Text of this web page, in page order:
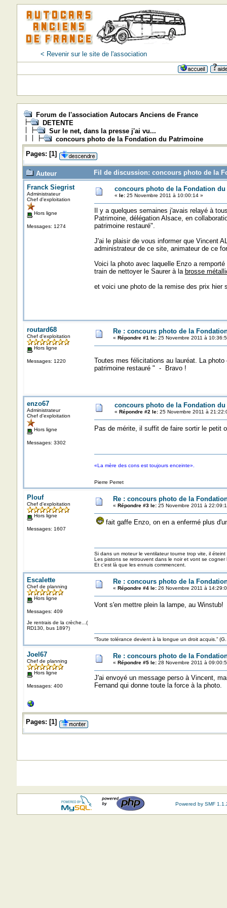
< Revenir sur le site de l'association
Forum de l'association Autocars Anciens de France
DETENTE
Sur le net, dans la presse j'ai vu...
concours photo de la Fondation du Patrimoine
Pages: [1]
Auteur
Fil de discussion: concours photo de la
Franck Siegrist
Administrateur
Chef d'exploitation
Hors ligne
Messages: 1274
concours photo de la Fondation
« le:25 Novembre 2011 à 10:00:14 »
Il y a quelques semaines j'avais relayé à
Patrimoine, délégation Alsace, en
patrimoine restauré".
J'ai le plaisir de vous informer que Vincent
administrateur de ce site, animateur de ce
Voici la photo avec laquelle Enzo a
train de nettoyer le Saurer à la brosse
et voici une photo de la remise des prix hier
routard68
Chef d'exploitation
Hors ligne
Messages: 1220
Re : concours photo de la
« Répondre #1 le:25 Novembre 2011 à
Toutes mes félicitations au lauréat. La
patrimoine restauré " - Bravo !
enzo67
Administrateur
Chef d'exploitation
Hors ligne
Messages: 3302
concours photo de la Fondation
« Répondre #2 le:25 Novembre 2011 à
Pas de mérite, il suffit de faire sortir le petit
«La mère des cons est toujours enceinte».
Pierre Perret
Plouf
Chef d'exploitation
Hors ligne
Messages: 1607
Re : concours photo de la
« Répondre #3 le:25 Novembre 2011 à
fait gaffe Enzo, on en a enfermé plus
Si dans un moteur le ventilateur tourne trop vite, il éteint
Les pistons se retrouvent dans le noir et vont se
Et c’est là que les ennuis commencent.
Escalette
Chef de planning
Hors ligne
Messages: 409
Je rentrais de la crèche...(
RD130, bus 189?)
Re : concours photo de la
« Répondre #4 le:26 Novembre 2011 à
Vont s'en mettre plein la lampe, au Winstub!
“Toute tolérance devient à la longue un droit acquis.”
Joel67
Chef de planning
Hors ligne
Messages: 400
Re : concours photo de la
« Répondre #5 le:28 Novembre 2011 à
J'ai envoyé un message perso à Vincent,
Fernand qui donne toute la force à la photo.
Pages: [1]
Powered by SMF